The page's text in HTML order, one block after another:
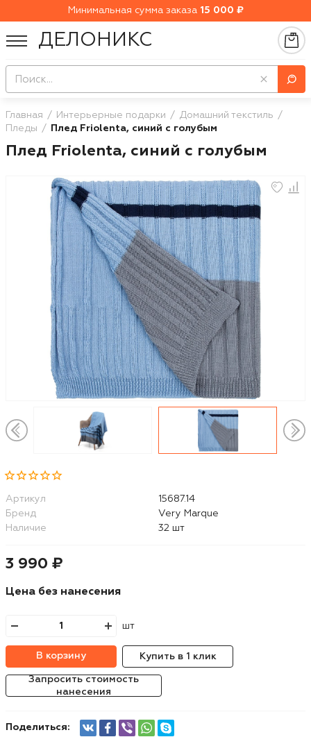
Минимальная сумма заказа 15 000 ₽
ДЕЛОНИКС
Главная Интерьерные подарки
Домашний текстиль
Пледы
Плед Friolenta, синий с голубым
Плед Friolenta, синий с голубым
Артикул
15687.14
Бренд
Very Marque
Наличие
32 шт
3 990 ₽
Цена без нанесения
шт
В корзину Купить в 1 клик
Запросить стоимость
нанесения
Поделиться: